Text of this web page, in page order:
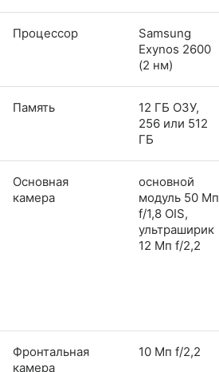
Процессор
Samsung
Exynos 2600
(2 нм)
Память
12 ГБ ОЗУ,
256 или 512
ГБ
Основная
камера
основной
модуль 50 Мп
f/1,8 OIS,
ультраширик
12 Мп f/2,2
Фронтальная
камера
10 Мп f/2,2